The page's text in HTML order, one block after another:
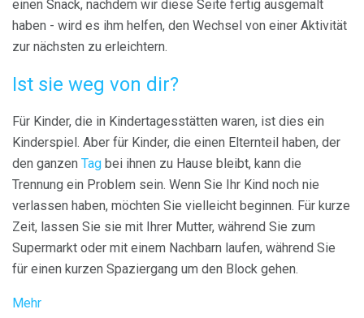
einen Snack, nachdem wir diese Seite fertig ausgemalt
haben - wird es ihm helfen, den Wechsel von einer Aktivität
zur nächsten zu erleichtern.
Ist sie weg von dir?
Für Kinder, die in Kindertagesstätten waren, ist dies ein
Kinderspiel. Aber für Kinder, die einen Elternteil haben, der
den ganzen Tag bei ihnen zu Hause bleibt, kann die
Trennung ein Problem sein. Wenn Sie Ihr Kind noch nie
verlassen haben, möchten Sie vielleicht beginnen. Für kurze
Zeit, lassen Sie sie mit Ihrer Mutter, während Sie zum
Supermarkt oder mit einem Nachbarn laufen, während Sie
für einen kurzen Spaziergang um den Block gehen.
Mehr